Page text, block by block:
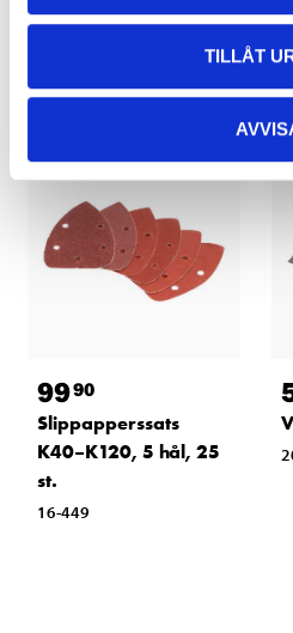
TILLÅT
Relaterade
9990
Slippapperssats
K40–K120, 5 hål, 25
st.
16-449